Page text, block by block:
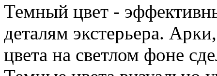
Темный цвет -
деталям экстерьера.
цвета на светлом фоне